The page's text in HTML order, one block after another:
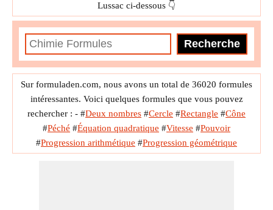
Lussac ci-dessous 👇
Sur formuladen.com, nous avons un total de 36020 formules
intéressantes. Voici quelques formules que vous pouvez
rechercher : - #Deux nombres #Cercle #Rectangle #Cône
#Péché #Équation quadratique #Vitesse #Pouvoir
#Progression arithmétique #Progression géométrique